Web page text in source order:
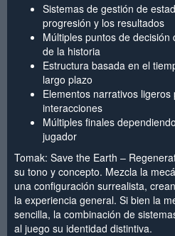
Sistemas de gestión de
progresión y los resultados
Múltiples puntos de
de la historia
Estructura basada en el
largo plazo
Elementos narrativos
interacciones
Múltiples finales
jugador
Tomak: Save the Earth –
su tono y concepto. Mezcla la
una configuración surrealista,
la experiencia general. Si bien la
sencilla, la combinación de
al juego su identidad distintiva.